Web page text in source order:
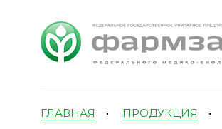
ГЛАВНАЯ • ПРОДУКЦИЯ •